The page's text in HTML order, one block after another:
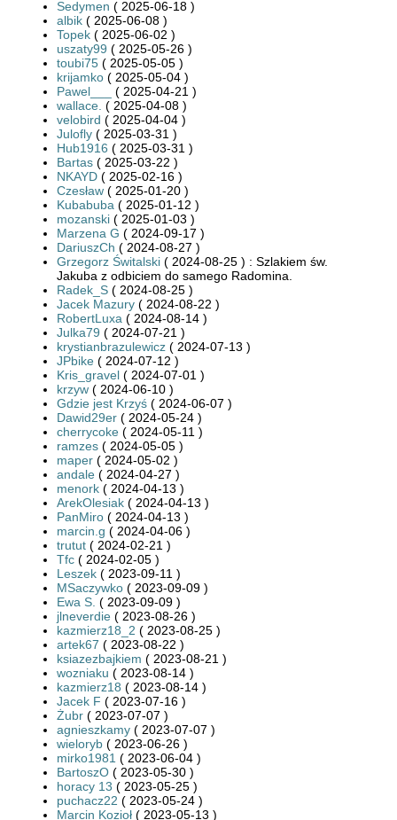
Sedymen ( 2025-06-18 )
albik ( 2025-06-08 )
Topek ( 2025-06-02 )
uszaty99 ( 2025-05-26 )
toubi75 ( 2025-05-05 )
krijamko ( 2025-05-04 )
Pawel___
( 2025-04-21 )
wallace. ( 2025-04-08 )
velobird ( 2025-04-04 )
Julofly ( 2025-03-31 )
Hub1916 ( 2025-03-31 )
Bartas ( 2025-03-22 )
NKAYD ( 2025-02-16 )
Czesław ( 2025-01-20 )
Kubabuba ( 2025-01-12 )
mozanski ( 2025-01-03 )
Marzena G ( 2024-09-17 )
DariuszCh ( 2024-08-27 )
Grzegorz Świtalski ( 2024-08-25 ) : Szlakiem św.
Jakuba z odbiciem do samego Radomina.
Radek_S ( 2024-08-25 )
Jacek Mazury ( 2024-08-22 )
RobertLuxa ( 2024-08-14 )
Julka79 ( 2024-07-21 )
krystianbrazulewicz ( 2024-07-13 )
JPbike ( 2024-07-12 )
Kris_gravel ( 2024-07-01 )
krzyw ( 2024-06-10 )
Gdzie jest Krzyś ( 2024-06-07 )
Dawid29er ( 2024-05-24 )
cherrycoke ( 2024-05-11 )
ramzes ( 2024-05-05 )
maper ( 2024-05-02 )
andale ( 2024-04-27 )
menork ( 2024-04-13 )
ArekOlesiak ( 2024-04-13 )
PanMiro ( 2024-04-13 )
marcin.g ( 2024-04-06 )
trutut ( 2024-02-21 )
Tfc ( 2024-02-05 )
Leszek ( 2023-09-11 )
MSaczywko ( 2023-09-09 )
Ewa S. ( 2023-09-09 )
jlneverdie ( 2023-08-26 )
kazmierz18_2 ( 2023-08-25 )
artek67 ( 2023-08-22 )
ksiazezbajkiem ( 2023-08-21 )
wozniaku ( 2023-08-14 )
kazmierz18 ( 2023-08-14 )
Jacek F ( 2023-07-16 )
Żubr ( 2023-07-07 )
agnieszkamy ( 2023-07-07 )
wieloryb ( 2023-06-26 )
mirko1981 ( 2023-06-04 )
BartoszO ( 2023-05-30 )
horacy 13 ( 2023-05-25 )
puchacz22 ( 2023-05-24 )
Marcin Kozioł ( 2023-05-13 )